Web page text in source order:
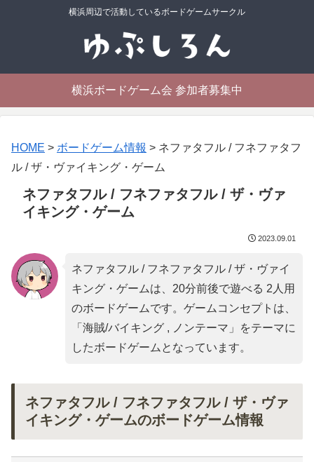
横浜周辺で活動しているボードゲームサークル
横浜ボードゲーム会 参加者募集中
HOME > ボードゲーム情報 > ネファタフル / フネファタフ
ル / ザ・ヴァイキング・ゲーム
ネファタフル / フネファタフル / ザ・ヴァ
イキング・ゲーム
2023.09.01
ネファタフル / フネファタフル / ザ・ヴァイ
キング・ゲームは、20分前後で遊べる 2人用
のボードゲームです。ゲームコンセプトは、
「 海賊/バイキング , ノンテーマ 」をテーマに
したボードゲームとなっています。
ネファタフル / フネファタフル / ザ・ヴァ
イキング・ゲームのボードゲーム情報